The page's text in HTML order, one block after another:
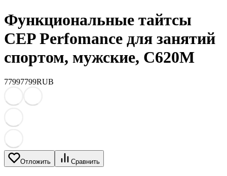
Функциональные тайтсы
CEP Perfomance для занятий
спортом, мужские, C620M
77997799RUB
Отложить Сравнить